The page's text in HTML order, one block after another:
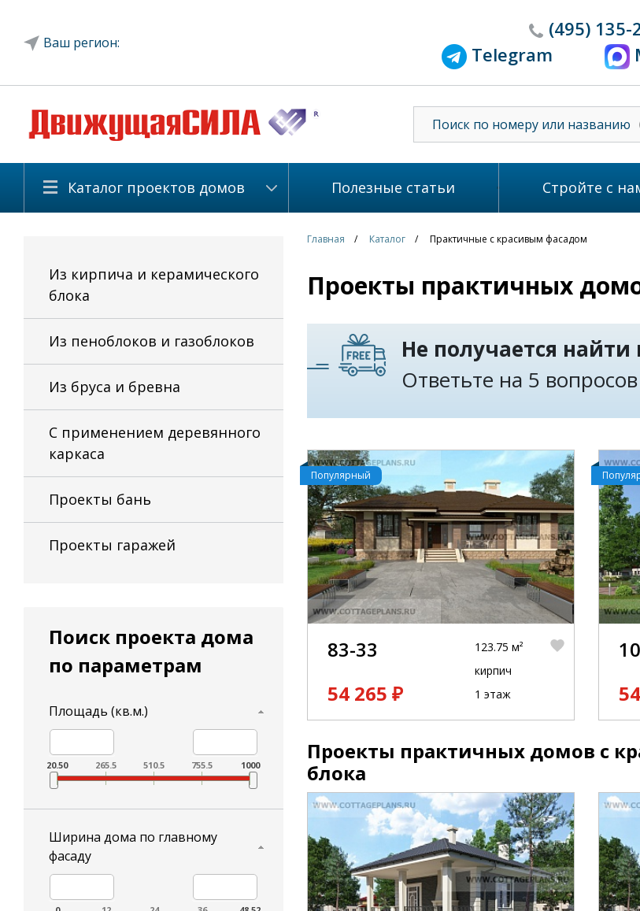
Ваш регион:
(495) 135-
Telegram
Каталог проектов домов Полезные статьи Стройте с
Из кирпича и керамического
блока
Из пеноблоков и газоблоков
Из бруса и бревна
С применением деревянного
каркаса
Проекты бань
Проекты гаражей
Поиск проекта дома
по параметрам
Площадь (кв.м.)
20.50 265.5 510.5 755.5 1000
Ширина дома по главному
фасаду
Главная Каталог Практичные с красивым фасадом
Проекты практичных
Не получается найти
Ответьте на 5
Популярный
83-33
54 265 ₽
123.75 м²
кирпич
1 этаж
Проекты практичных домов с
блока